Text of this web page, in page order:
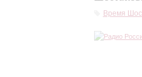
Время